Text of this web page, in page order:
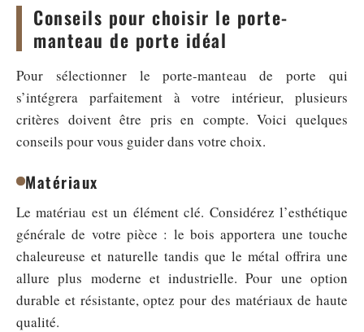
Conseils pour choisir le porte-
manteau de porte idéal
Pour sélectionner le porte-manteau de porte qui
s’intégrera parfaitement à votre intérieur, plusieurs
critères doivent être pris en compte. Voici quelques
conseils pour vous guider dans votre choix.
Matériaux
Le matériau est un élément clé. Considérez l’esthétique
générale de votre pièce : le bois apportera une touche
chaleureuse et naturelle tandis que le métal offrira une
allure plus moderne et industrielle. Pour une option
durable et résistante, optez pour des matériaux de haute
qualité.